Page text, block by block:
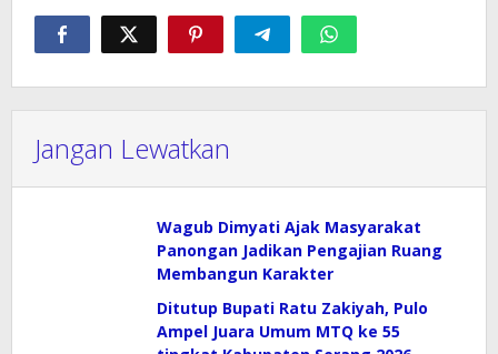
Jangan Lewatkan
Wagub Dimyati Ajak Masyarakat
Panongan Jadikan Pengajian Ruang
Membangun Karakter
Ditutup Bupati Ratu Zakiyah, Pulo
Ampel Juara Umum MTQ ke 55